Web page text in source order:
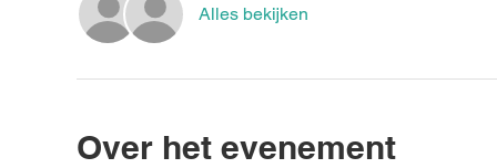
Alles bekijken
Over het evenement